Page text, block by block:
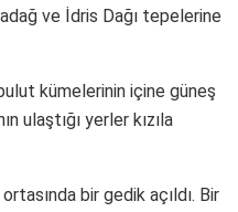
ve İdris Dağı tepelerine
kümelerinin içine güneş
ulaştığı yerler kızıla
ortasında bir gedik açıldı. Bir